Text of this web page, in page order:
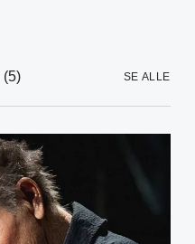
(5) SE ALLE